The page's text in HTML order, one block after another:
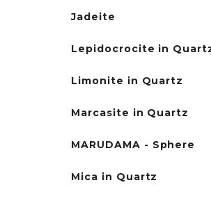
Jadeite
Lepidocrocite in
Limonite in Quartz
Marcasite in Quartz
MARUDAMA - Sphere
Mica in Quartz